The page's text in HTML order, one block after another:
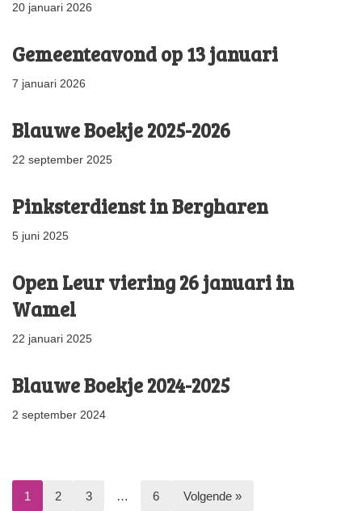
20 januari 2026
Gemeenteavond op 13 januari
7 januari 2026
Blauwe Boekje 2025-2026
22 september 2025
Pinksterdienst in Bergharen
5 juni 2025
Open Leur viering 26 januari in
Wamel
22 januari 2025
Blauwe Boekje 2024-2025
2 september 2024
1 2 3 … 6 Volgende »